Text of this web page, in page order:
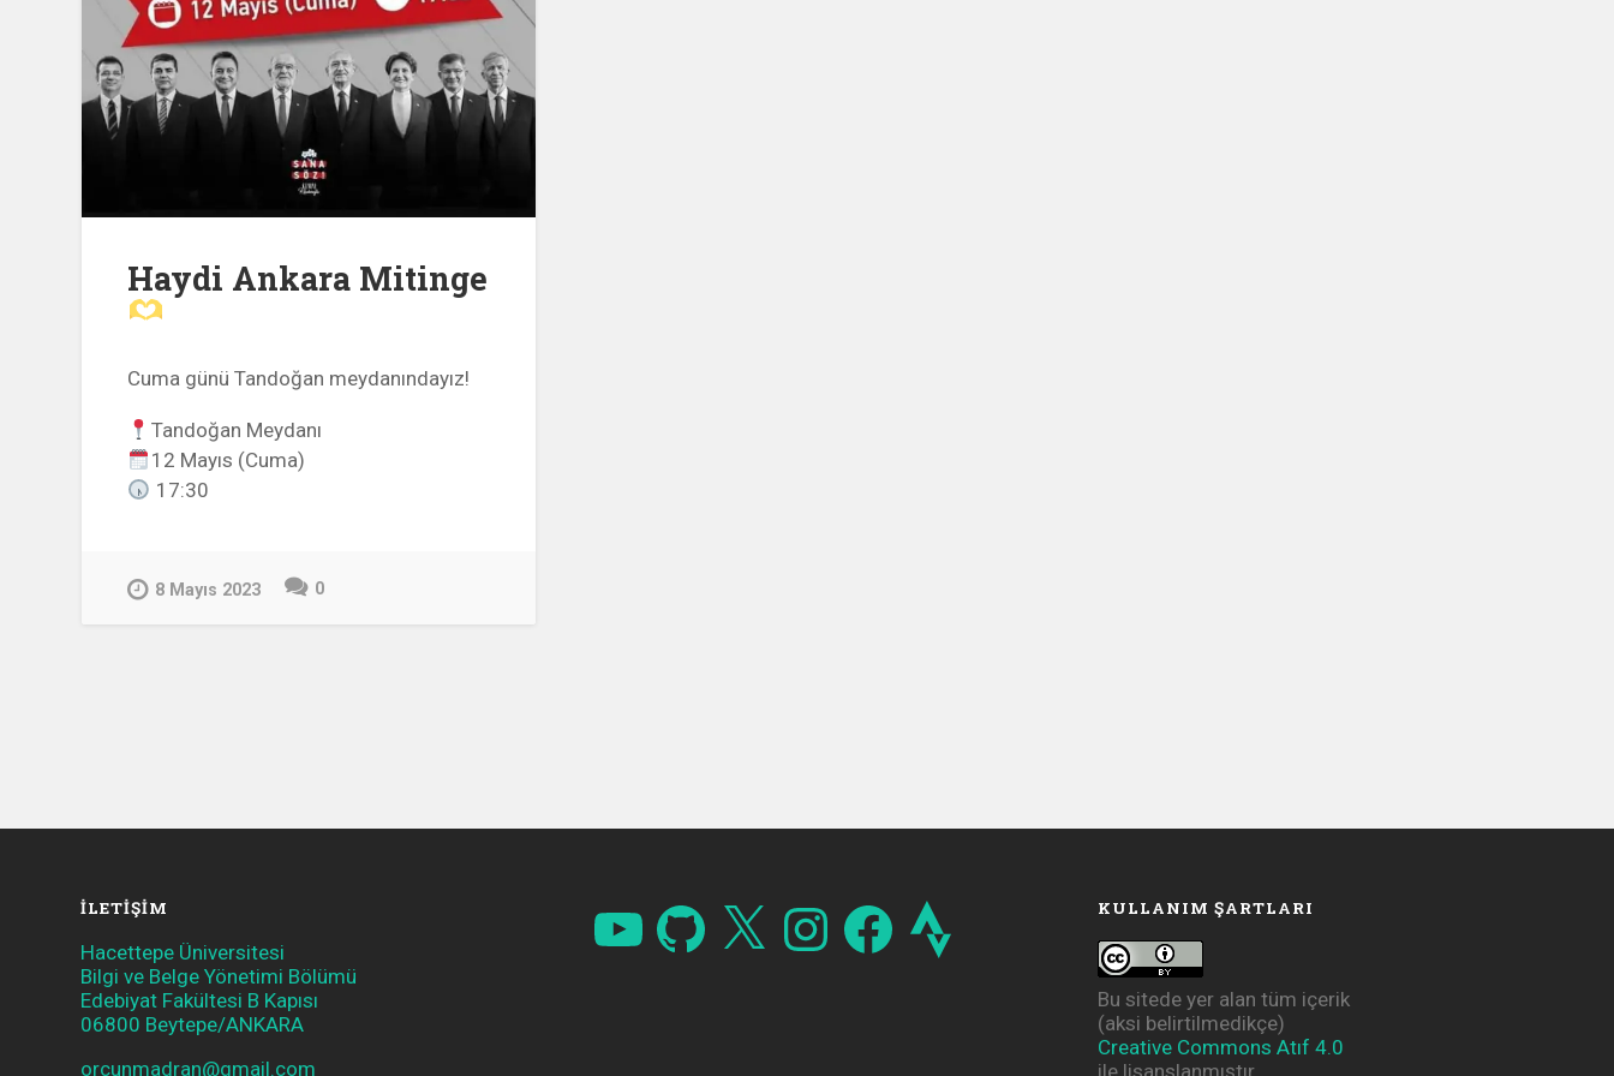
Haydi Ankara Mitinge
Cuma günü Tandoğan meydanındayız!
Tandoğan Meydanı
12 Mayıs (Cuma)
17:30
8 Mayıs 2023 0
İLETIŞIM
Hacettepe Üniversitesi
Bilgi ve Belge Yönetimi Bölümü
Edebiyat Fakültesi B Kapısı
06800 Beytepe/ANKARA
orcunmadran@gmail.com
YouTubeGitHub X InstagramFacebookStrava KULLANIM ŞARTLARI
Bu sitede yer alan tüm içerik
(aksi belirtilmedikçe)
Creative Commons Atıf 4.0